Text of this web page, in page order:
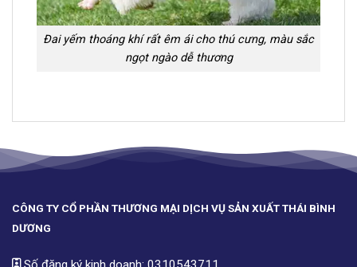
Đai yếm thoáng khí rất êm ái cho thú cưng, màu sắc
ngọt ngào dễ thương
CÔNG TY CỔ PHẦN THƯƠNG MẠI DỊCH VỤ SẢN XUẤT THÁI BÌNH
DƯƠNG